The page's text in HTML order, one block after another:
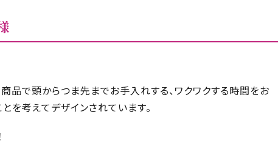
品で頭からつま先までお手入れする、ワクワクする時間をお
を考えてデザインされています。